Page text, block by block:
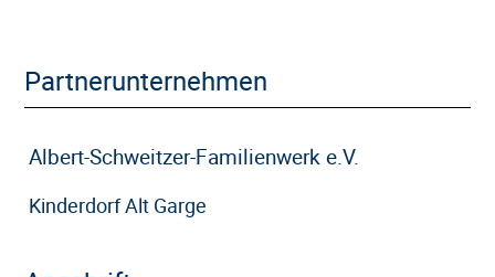
Partnerunternehmen
Albert-Schweitzer-Familienwerk e.V.
Kinderdorf Alt Garge